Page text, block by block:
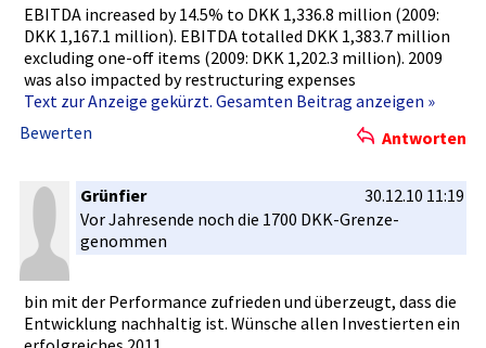
EBITDA increased by 14.5% to DKK 1,336.8 million (2009:
DKK 1,167.1 million). EBITDA totalled DKK 1,383.7 million
excluding one-off items (2009: DKK 1,202.3 million). 2009
was also impacted by restructur­ing expenses
Text zur Anzeige gekürzt. Gesamten Beitrag anzeigen »
Bewerten
Antworten
Grünfier
30.12.10 11:19
Vor Jahresende­ noch die 1700 DKK-Grenze­
genommen
bin mit der Performanc­e zufrieden und überzeugt,­ dass die
Entwicklun­g nachhaltig­ ist. Wünsche allen Investiert­en ein